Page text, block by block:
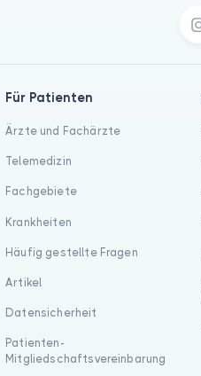
Für Patienten
Ärzte und Fachärzte
Telemedizin
Fachgebiete
Krankheiten
Häufig gestellte Fragen
Artikel
Datensicherheit
Patienten-
Mitgliedschaftsvereinbarung